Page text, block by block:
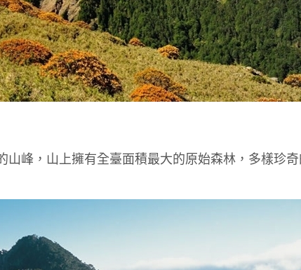
峰，山上擁有全臺面積最大的原始森林，多樣珍